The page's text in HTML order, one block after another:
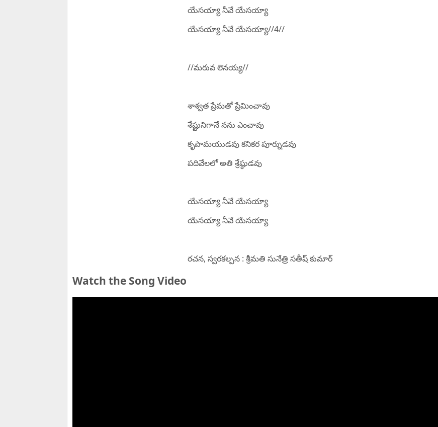
యేసయ్యా నీవే యేసయ్యా
యేసయ్యా నీవే యేసయ్యా//4//
//మరువ లెనయ్య//
శాశ్వత ప్రేమతో ప్రేమించావు
శేష్టునిగానే నను ఎంచావు
కృపామయుడవు కనికర పూర్నుడవు
పదివేలలో అతి శ్రేష్ఠుడవు
యేసయ్యా నీవే యేసయ్యా
యేసయ్యా నీవే యేసయ్యా
రచన, స్వరకల్పన : శ్రీమతి సునేత్రి సతీష్ కుమార్
Watch the Song Video